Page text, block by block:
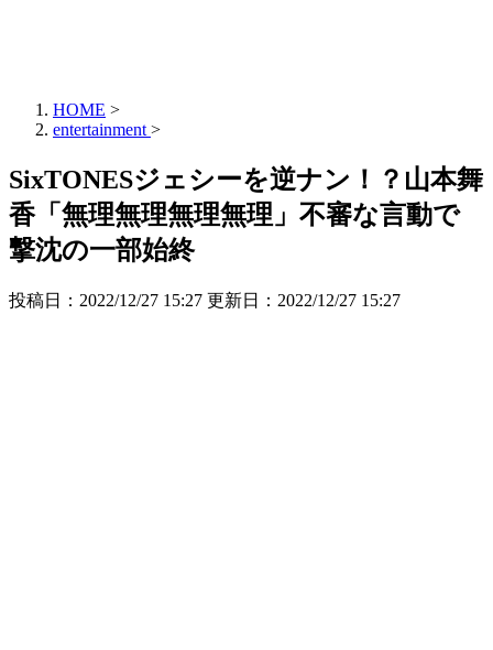
HOME >
entertainment >
SixTONESジェシーを逆ナン！？山本舞
香「無理無理無理無理」不審な言動で
撃沈の一部始終
投稿日：2022/12/27 15:27 更新日： 2022/12/27 15:27